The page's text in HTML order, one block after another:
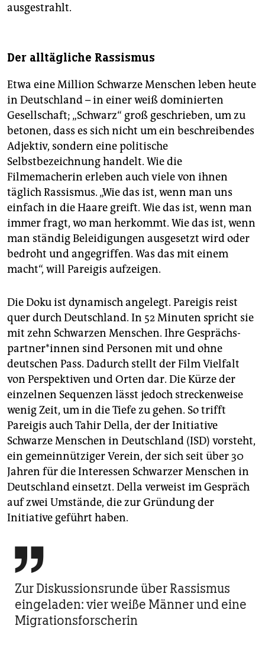
ausgestrahlt.
Der alltägliche Rassismus
Etwa eine Million Schwarze Menschen leben heute
in Deutschland – in einer weiß dominierten
Gesellschaft; „Schwarz“ groß geschrieben, um zu
betonen, dass es sich nicht um ein beschreibendes
Adjektiv, sondern eine politische
Selbstbezeichnung handelt. Wie die
Filmemacherin erleben auch viele von ihnen
täglich Rassismus. „Wie das ist, wenn man uns
einfach in die Haare greift. Wie das ist, wenn man
immer fragt, wo man herkommt. Wie das ist, wenn
man ständig Beleidigungen ausgesetzt wird oder
bedroht und angegriffen. Was das mit einem
macht“, will Pareigis aufzeigen.
Die Doku ist dynamisch angelegt. Pareigis reist
quer durch Deutschland. In 52 Minuten spricht sie
mit zehn Schwarzen Menschen. Ihre Ge­sprächs­
part­ner*innen sind Personen mit und ohne
deutschen Pass. Dadurch stellt der Film Vielfalt
von Perspektiven und Orten dar. Die Kürze der
einzelnen Sequenzen lässt jedoch streckenweise
wenig Zeit, um in die Tiefe zu gehen. So trifft
Pareigis auch Tahir Della, der der Initiative
Schwarze Menschen in Deutschland (ISD) vorsteht,
ein gemeinnütziger Verein, der sich seit über 30
Jahren für die Interessen Schwarzer Menschen in
Deutschland einsetzt. Della verweist im Gespräch
auf zwei Umstände, die zur Gründung der
Initiative geführt haben.

Zur Diskussionsrunde über Rassismus
eingeladen: vier weiße Männer und eine
Migrations­forscherin